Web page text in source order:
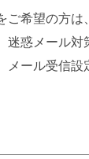
ご希望の方
迷惑メール対
メール受信設